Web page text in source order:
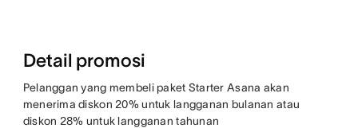
Detail promosi
Pelanggan yang membeli paket Starter Asana akan
menerima diskon 20% untuk langganan bulanan atau
diskon 28% untuk langganan tahunan